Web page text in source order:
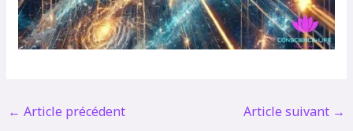
← Article précédent Article suivant →